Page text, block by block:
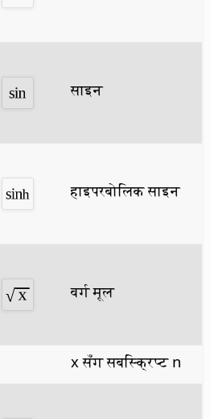
साइन
हाइपरबोलिक साइन
वर्ग मूल
x सँग सबस्क्रिप्ट n